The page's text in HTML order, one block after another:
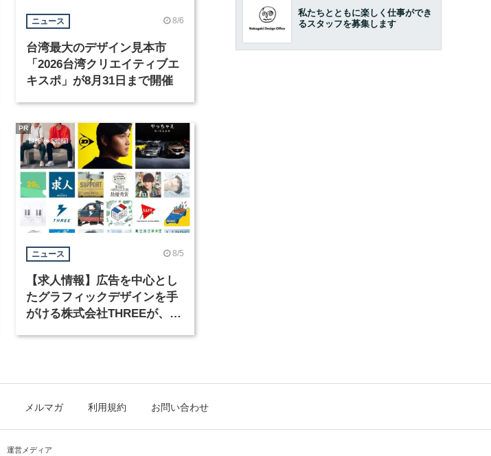
ニュース 8/6
台湾最大のデザイン見本市
「2026台湾クリエイティブエ
キスポ」が8月31日まで開催
ニュース 8/5
【求人情報】広告を中心とし
たグラフィックデザインを手
がける株式会社THREEが、グ
PR
私たちとともに楽しく仕事ができ
るスタッフを募集します
メルマガ 利用規約 お問い合わせ
運営メディア